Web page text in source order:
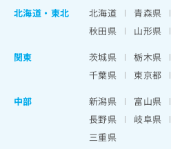
北海道 ・ 東北 北海道 青森県
秋田県
山形県
関東
茨城県 栃木県
千葉県
東京都
中部
新潟県 富山県
長野県
岐阜県
三重県